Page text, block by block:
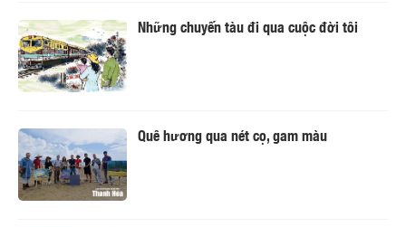
Những chuyến tàu đi qua cuộc đời tôi
Quê hương qua nét cọ, gam màu